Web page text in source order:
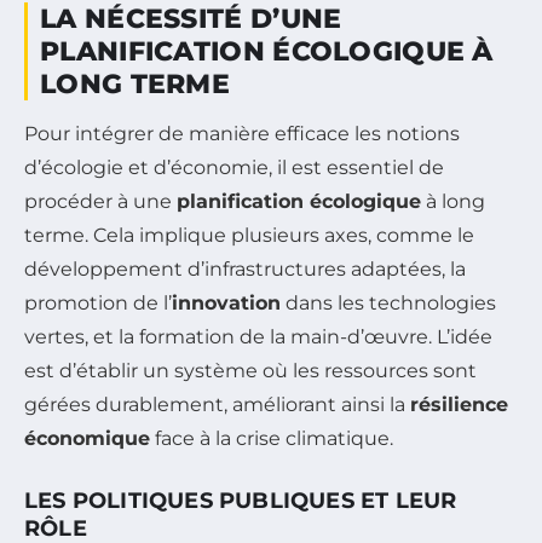
LA NÉCESSITÉ D’UNE
PLANIFICATION ÉCOLOGIQUE À
LONG TERME
Pour intégrer de manière efficace les notions
d’écologie et d’économie, il est essentiel de
procéder à une planification écologique à long
terme. Cela implique plusieurs axes, comme le
développement d’infrastructures adaptées, la
promotion de l’innovation dans les technologies
vertes, et la formation de la main-d’œuvre. L’idée
est d’établir un système où les ressources sont
gérées durablement, améliorant ainsi la résilience
économique face à la crise climatique.
LES POLITIQUES PUBLIQUES ET LEUR
RÔLE